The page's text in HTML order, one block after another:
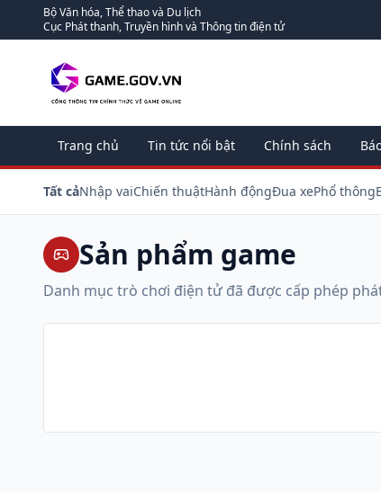
Bộ Văn hóa, Thể thao và Du lịch
Cục Phát thanh, Truyền hình và Thông tin điện tử
Trang chủ Tin tức nổi bật Chính sách
Tất cảNhập vaiChiến thuậtHành độngĐua xePhổ thông
Sản phẩm game
Danh mục trò chơi điện tử đã được cấp phép